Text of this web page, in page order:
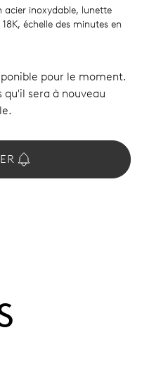
acier inoxydable, lunette
échelle des minutes en
pour le moment.
qu'il sera à nouveau